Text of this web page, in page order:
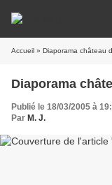
Accueil » Diaporama château
Diaporama
Publié le 18/03/2005 à
Par M. J.